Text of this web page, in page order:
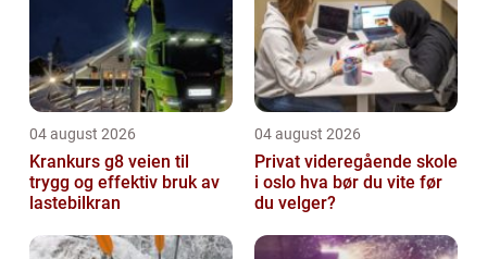
artikk...
04 august 2026
Krankurs g8 veien til
trygg og effektiv bruk av
lastebilkran
04 august 2026
Privat videregående skole
i oslo hva bør du vite før
du velger?